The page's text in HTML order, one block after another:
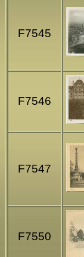
F7545
F7546
F7547
F7550